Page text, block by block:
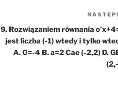
9. Rozwiązaniem równania
jest liczba (-1) wtedy i tylko
A. 0=-4 B. a=2 Cae (-2,2) D.